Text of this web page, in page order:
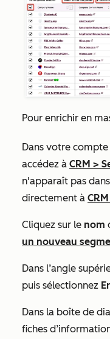
Pour enrichir en
Dans votre
accédez à CRM >
n'apparaît pas
directement à CRM
Cliquez sur le nom
un nouveau
Dans l’angle
puis sélectionnez
Dans la boîte de
fiches